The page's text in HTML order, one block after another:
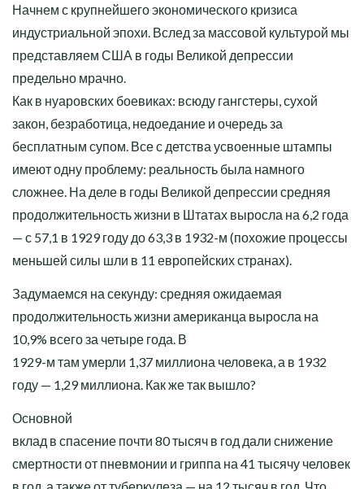
Начнем с крупнейшего экономического кризиса
индустриальной эпохи. Вслед за массовой культурой мы
представляем США в годы Великой депрессии
предельно мрачно.
Как в нуаровских боевиках: всюду гангстеры, сухой
закон, безработица, недоедание и очередь за
бесплатным супом. Все с детства усвоенные штампы
имеют одну проблему: реальность была намного
сложнее. На деле в годы Великой депрессии средняя
продолжительность жизни в Штатах выросла на 6,2 года
— с 57,1 в 1929 году до 63,3 в 1932-м (похожие процессы
меньшей силы шли в 11 европейских странах).
Задумаемся на секунду: средняя ожидаемая
продолжительность жизни американца выросла на
10,9% всего за четыре года. В
1929-м там умерли 1,37 миллиона человека, а в 1932
году — 1,29 миллиона. Как же так вышло?
Основной
вклад в спасение почти 80 тысяч в год дали снижение
смертности от пневмонии и гриппа на 41 тысячу человек